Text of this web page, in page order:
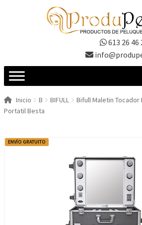
613 26 46
Inicio B BIFULL
Bifull Maletin
Portatil Besta
ENVÍO GRATUITO